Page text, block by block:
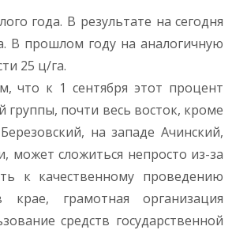
года. В результате на сегодня
В прошлом году на аналогичную
25 ц/га.
что к 1 сентября этот процент
почти весь восток, кроме
на западе Ачинский,
может сложиться непросто из-за
к качественному проведению
грамотная организация
средств государственной